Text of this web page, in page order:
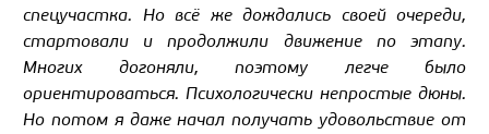
спецучастка. Но всё же дождались своей очереди,
стартовали и продолжили движение по этапу.
Многих догоняли, поэтому легче было
ориентироваться. Психологически непростые дюны.
Но потом я даже начал получать удовольствие от